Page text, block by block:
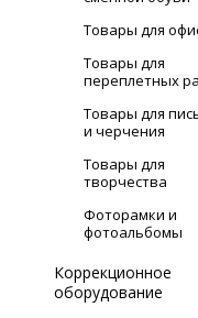
Товары для
Товары для
переплетных
Товары для
и черчения
Товары для
творчества
Фоторамки и
фотоальбомы
Коррекционное
оборудование